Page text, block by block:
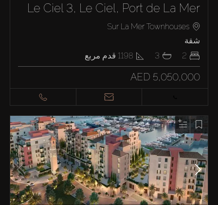
Le Ciel 3, Le Ciel, Port de La Mer
Sur La Mer Townhouses
شقة
2
3
1198 قدم مربع
AED 5,050,000